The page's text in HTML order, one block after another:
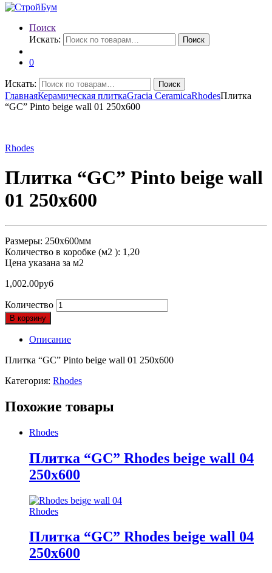
Поиск
Искать:
Поиск
0
Искать: Поиск
ГлавнаяКерамическая плиткаGracia CeramicaRhodesПлитка
“GC” Pinto beige wall 01 250х600
Rhodes
Плитка “GC” Pinto beige wall
01 250х600
Размеры: 250х600мм
Количество в коробке (м2 ): 1,20
Цена указана за м2
1,002.00руб
Количество
В корзину
Описание
Плитка “GC” Pinto beige wall 01 250х600
Категория: Rhodes
Похожие товары
Rhodes
Плитка “GC” Rhodes beige wall 04
250х600
Rhodes
Плитка “GC” Rhodes beige wall 04
250х600